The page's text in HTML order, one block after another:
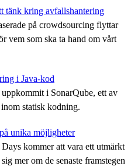
tänk kring avfallshantering
på crowdsourcing flyttar
vem som ska ta hand om vårt
i Java-kod
i SonarQube, ett av
statisk kodning.
unika möjligheter
kommer att vara ett utmärkt
mer om de senaste framstegen